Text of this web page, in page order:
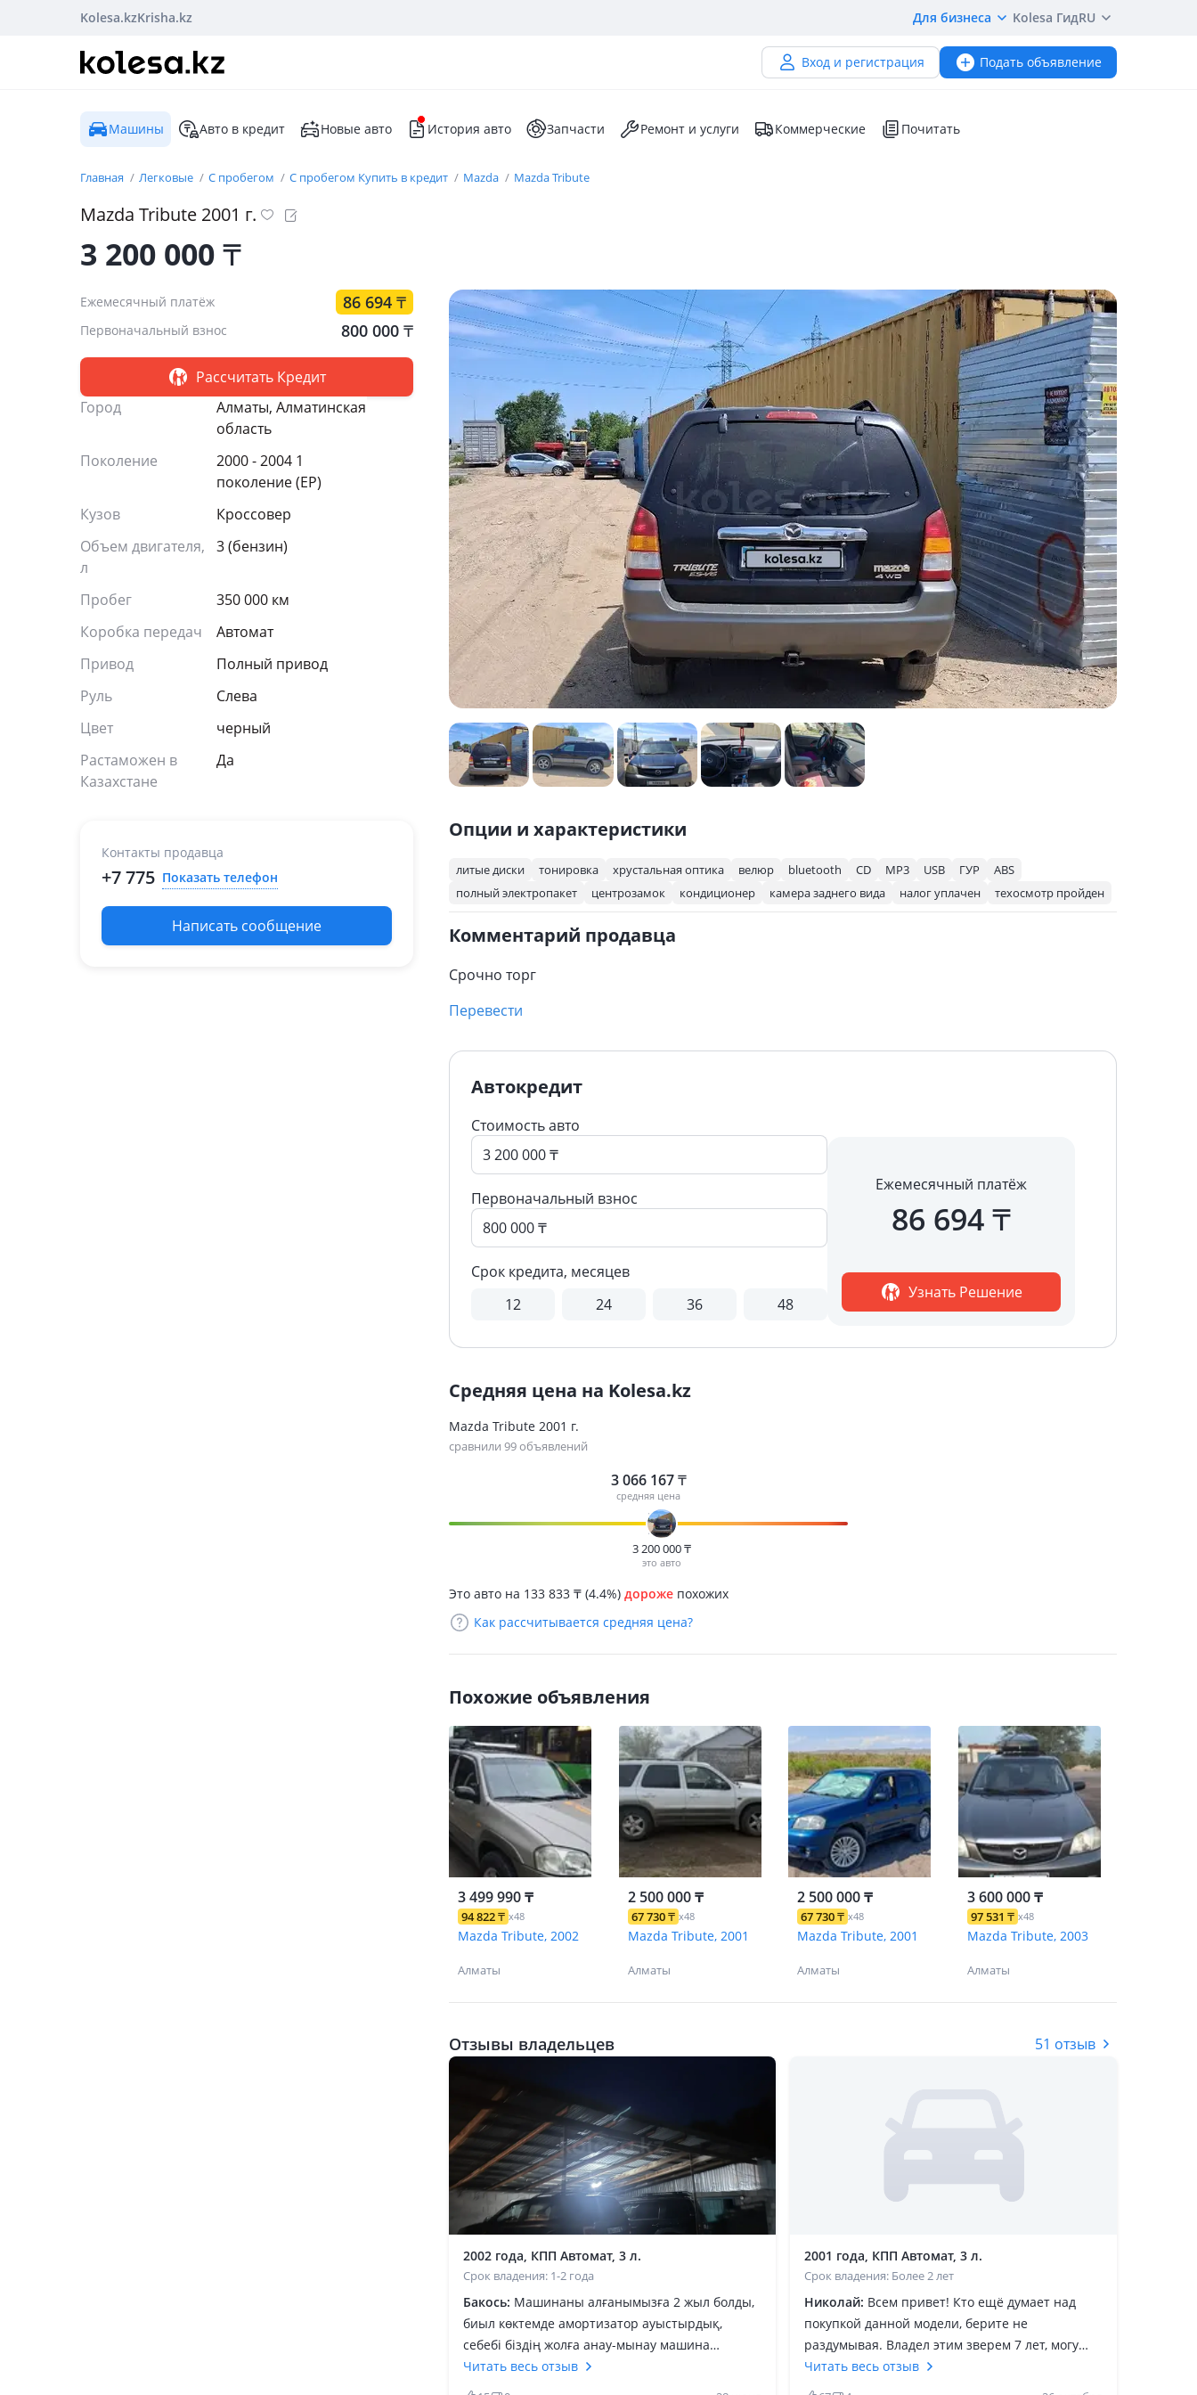
Kolesa.kzKrisha.kz Для бизнеса Kolesa ГидRU
Вход и регистрация Подать объявление
Машины Авто в кредит Новые авто История авто Запчасти Ремонт и услуги Коммерческие Почитать
Главная Легковые С пробегом С пробегом Купить в кредит Mazda Mazda Tribute
Mazda Tribute 2001 г.
3 200 000₸
Ежемесячный платёж 86 694 ₸
Первоначальный взнос 800 000 ₸
Рассчитать Кредит
Город
Алматы, Алматинская
область
Поколение
2000 - 2004 1
поколение (EP)
Кузов
Кроссовер
Объем двигателя,
л
3 (бензин)
Пробег
350 000 км
Коробка передач
Автомат
Привод
Полный привод
Руль
Слева
Цвет
черный
Растаможен в
Казахстане
Да
Контакты продавца
+7 775 Показать телефон
Написать сообщение
Опции и характеристики
литые диски тонировка хрустальная оптика велюр bluetooth CD MP3 USB ГУР
ABS
полный электропакет
центрозамок кондиционер камера заднего вида налог уплачен техосмотр пройден
Комментарий продавца
Срочно торг
Перевести
Автокредит
Стоимость авто
Первоначальный взнос
Срок кредита, месяцев
12
24 36 48
Ежемесячный платёж
86 694₸
Узнать Решение
Средняя цена на Kolesa.kz
Mazda Tribute 2001 г.
сравнили 99 объявлений
3 066 167₸
средняя цена
3 200 000₸
это авто
Это авто на 133 833 ₸ (4.4%) дороже похожих
Как рассчитывается средняя цена?
Похожие объявления
3 499 990 ₸
94 822₸ x48
Mazda Tribute, 2002
Алматы
2 500 000 ₸
67 730₸ x48
Mazda Tribute, 2001
Алматы
2 500 000 ₸
67 730₸ x48
Mazda Tribute, 2001
Алматы
3 600 000 ₸
97 531 ₸ x48
Mazda Tribute, 2003
Алматы
Отзывы владельцев 51 отзыв
2002 года, КПП Автомат, 3 л.
Срок владения: 1-2 года
Бакось: Машинаны алғанымызға 2 жыл болды,
биыл көктемде амортизатор ауыстырдық,
себебі біздің жолға анау-мынау машина
шыдамайды. Бензин көп жейді, запчасть жоқ
деп жатқандарға айтарым, бәрі қол жетімді
Читать весь отзыв
2001 года, КПП Автомат, 3 л.
Срок владения: Более 2 лет
Николай: Всем привет! Кто ещё думает над
покупкой данной модели, берите не
раздумывая. Владел этим зверем 7 лет, могу
сказать, что это отличный кроссовер за такие
деньги. Тачка пушка, двигатель мощный,
Читать весь отзыв